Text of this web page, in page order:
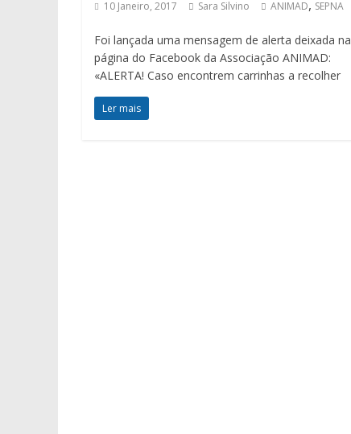
10 Janeiro, 2017 Sara Silvino ANIMAD, SEPNA
Foi lançada uma mensagem de alerta deixada na
página do Facebook da Associação ANIMAD:
«ALERTA! Caso encontrem carrinhas a recolher
Ler mais